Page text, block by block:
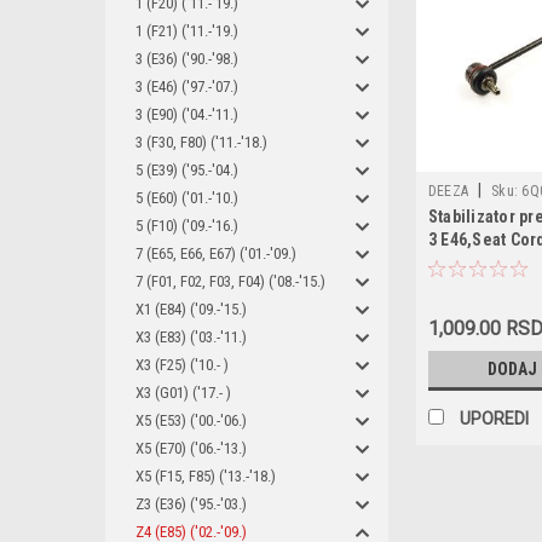
1 (F21) ('11.-'19.)
3 (E36) ('90.-'98.)
3 (E46) ('97.-'07.)
3 (E90) ('04.-'11.)
3 (F30, F80) ('11.-'18.)
5 (E39) ('95.-'04.)
5 (E60) ('01.-'10.)
5 (F10) ('09.-'16.)
7 (E65, E66, E67) ('01.-'09.)
7 (F01, F02, F03, F04) ('08.-'15.)
X1 (E84) ('09.-'15.)
X3 (E83) ('03.-'11.)
X3 (F25) ('10.- )
X3 (G01) ('17.- )
X5 (E53) ('00.-'06.)
X5 (E70) ('06.-'13.)
X5 (F15, F85) ('13.-'18.)
Z3 (E36) ('95.-'03.)
Z4 (E85) ('02.-'09.)
DEEZA Sku:
6Q0411315B /
6Q0411315J /
31351095694 /
6Q0411315H /
917814 / 57060 /
SD-L115
Stabilizator
3 E46,Seat
4/5,Skoda
1,009.00 RSD
DODAJ
UPOREDI